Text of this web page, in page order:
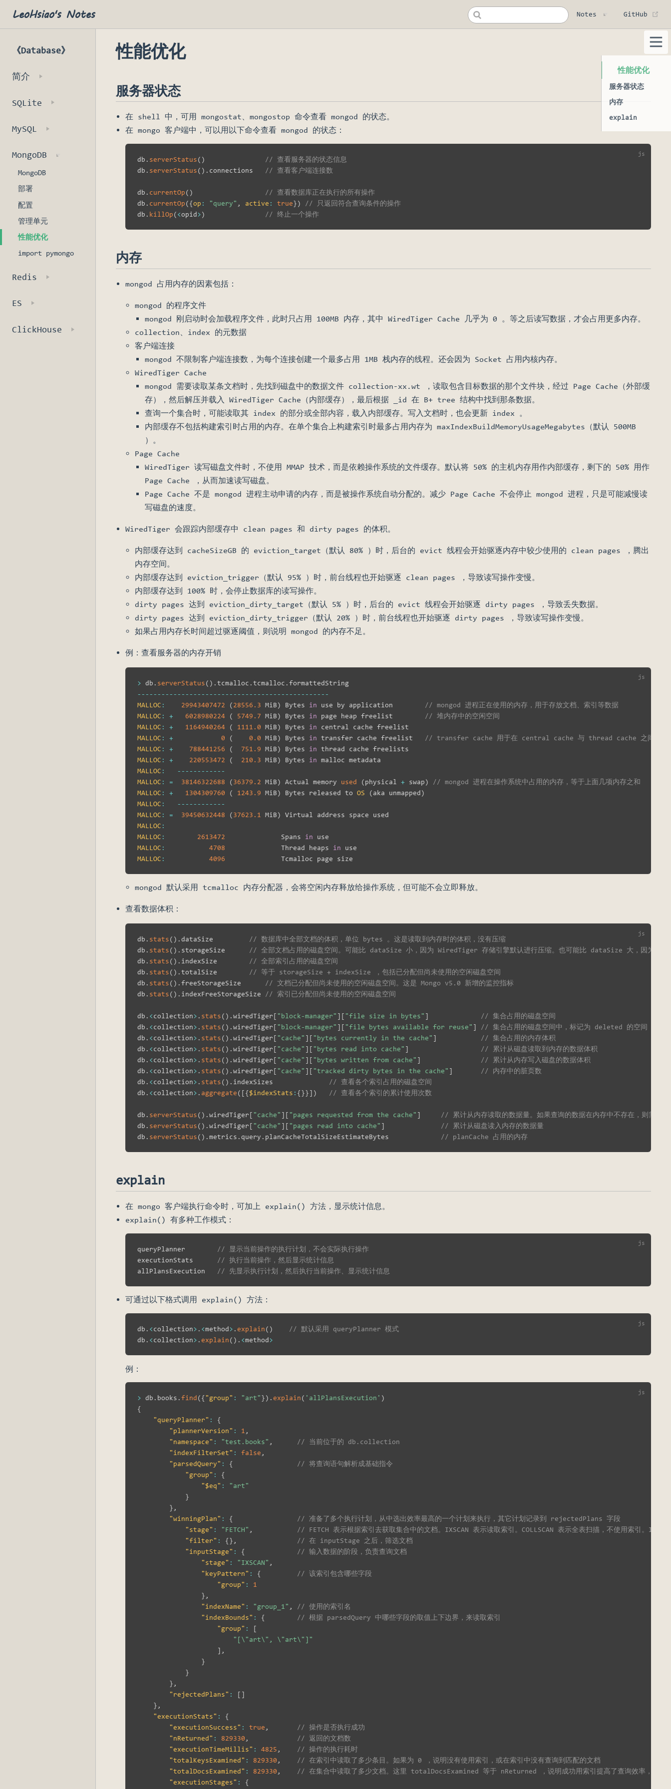
LeoHsiao's Notes Notes GitHub
《Database》
简介
SQLite
MySQL
MongoDB
MongoDB
部署
配置
管理单元
性能优化
import pymongo
Redis
ES
ClickHouse
性能优化
服务器状态
在 shell 中，可用 mongostat、mongostop 命令查看 mongod 的状态。
在 mongo 客户端中，可以用以下命令查看 mongod 的状态：
db . serverStatus( )
// 查看服务器的状态信息
db . serverStatus( ) . connections // 查看客户端连接数
db . currentOp( )
// 查看数据库正在执行的所有操作
db . currentOp({op : "query" , active : true})
// 只返回符合查询条件的操作
db . killOp(<opid>) // 终止一个操作
内存
mongod 占用内存的因素包括：
mongod 的程序文件
mongod 刚启动时会加载程序文件，此时只占用 100MB 内存，其中 WiredTiger Cache 几乎为 0 。等之后读写数据，才会占用更多内存。
collection、index 的元数据
客户端连接
mongod 不限制客户端连接数，为每个连接创建一个最多占用 1MB 栈内存的线程。还会因为 Socket 占用内核内存。
WiredTiger Cache
mongod 需要读取某条文档时，先找到磁盘中的数据文件 collection-xx.wt ，读取包含目标数据的那个文件块，经过 Page Cache（外部缓
存），然后解压并载入 WiredTiger Cache（内部缓存），最后根据 _id 在 B+ tree 结构中找到那条数据。
查询一个集合时，可能读取其 index 的部分或全部内容，载入内部缓存。写入文档时，也会更新 index 。
内部缓存不包括构建索引时占用的内存。在单个集合上构建索引时最多占用内存为 maxIndexBuildMemoryUsageMegabytes（默认 500MB
）。
Page Cache
WiredTiger 读写磁盘文件时，不使用 MMAP 技术，而是依赖操作系统的文件缓存。默认将 50% 的主机内存用作内部缓存，剩下的 50% 用作
Page Cache ，从而加速读写磁盘。
Page Cache 不是 mongod 进程主动申请的内存，而是被操作系统自动分配的。减少 Page Cache 不会停止 mongod 进程，只是可能减慢读
写磁盘的速度。
WiredTiger 会跟踪内部缓存中 clean pages 和 dirty pages 的体积。
内部缓存达到 cacheSizeGB 的 eviction_target（默认 80% ）时，后台的 evict 线程会开始驱逐内存中较少使用的 clean pages ，腾出
内存空间。
内部缓存达到 eviction_trigger（默认 95% ）时，前台线程也开始驱逐 clean pages ，导致读写操作变慢。
内部缓存达到 100% 时，会停止数据库的读写操作。
dirty pages 达到 eviction_dirty_target（默认 5% ）时，后台的 evict 线程会开始驱逐 dirty pages ，导致丢失数据。
dirty pages 达到 eviction_dirty_trigger（默认 20% ）时，前台线程也开始驱逐 dirty pages ，导致读写操作变慢。
如果占用内存长时间超过驱逐阈值，则说明 mongod 的内存不足。
例：查看服务器的内存开销
> db . serverStatus( ) .tcmalloc .tcmalloc .
------------------------------------------------
MALLOC : 29943407472 (28556.3 MiB) Bytes in use by application
// mongod 进程正在使用的内存，用于存放文档、索引等数据
MALLOC : + 6028980224 ( 5749.7 MiB) Bytes in page heap freelist
// 堆内存中的空闲空间
MALLOC : + 1164940264 ( 1111.0 MiB) Bytes in
MALLOC : + 0 ( 0.0 MiB) Bytes in transfer cache freelist
// transfer cache 用于在 central cache 与 thread cache 之间传输
MALLOC : + 788441256 ( 751.9 MiB) Bytes in
MALLOC : + 220553472 ( 210.3 MiB) Bytes in
MALLOC : ------------
MALLOC : = 38146322688 (36379.2 MiB) Actual memory used (physical + swap)
// mongod 进程在操作系统中占用的内存，等于上面几项内存之和
MALLOC : + 1304309760 ( 1243.9 MiB) Bytes released to OS (aka unmapped)
MALLOC : ------------
MALLOC : = 39450632448 (37623.1 MiB)
MALLOC :
MALLOC : 2613472
              Spans
in
MALLOC : 4708
              Thread heaps
in
MALLOC : 4096
mongod 默认采用 tcmalloc 内存分配器，会将空闲内存释放给操作系统，但可能不会立即释放。
查看数据体积：
db. stats( ) .dataSize // 数据库中全部文档的体积，单位 bytes 。这是读取到内存时的体积，没有压缩
db. stats( ) . storageSize // 全部文档占用的磁盘空间。可能比 dataSize 小，因为 WiredTiger 存储引擎默认进行压缩。也可能比 dataSize 大，因为删除
db. stats( ) . indexSize // 全部索引占用的磁盘空间
db. stats( ) .totalSize // 等于 storageSize + indexSize ，包括已分配但尚未使用的空闲磁盘空间
db. stats( ) .freeStorageSize // 文档已分配但尚未使用的空闲磁盘空间。这是 Mongo v5.0 新增的监控指标
db. stats( ) . indexFreeStorageSize // 索引已分配但尚未使用的空闲磁盘空间
db. <collection>. stats( ) .wiredTiger["block-manager" ] ["file size in bytes" ]
// 集合占用的磁盘空间
db. <collection>. stats( ) .wiredTiger["block-manager" ] ["file bytes available for reuse" ]
// 集合占用的磁盘空间中，标记为 deleted 的空间
db. <collection>. stats( ) .wiredTiger["cache" ] ["bytes currently in the cache" ]
// 集合占用的内存体积
db. <collection>. stats( ) .wiredTiger["cache" ] ["bytes read into cache" ]
// 累计从磁盘读取到内存的数据体积
db. <collection>. stats( ) .wiredTiger["cache" ] ["bytes written from cache" ]
// 累计从内存写入磁盘的数据体积
db. <collection>. stats( ) .wiredTiger["cache" ] ["tracked dirty bytes in the cache" ]
// 内存中的脏页数
db. <collection>. stats( ) . indexSizes // 查看各个索引占用的磁盘空间
db. <collection>. aggregate( [{$indexStats : {}}] ) // 查看各个索引的累计使用次数
db. serverStatus( ) .wiredTiger["cache" ] ["pages requested from the cache" ]
// 累计从内存读取的数据量。如果查询的数据在内存中不存在，则需要从
db. serverStatus( ) .wiredTiger["cache" ] ["pages read into cache" ]
// 累计从磁盘读入内存的数据量
db. serverStatus( ) .metrics.query. planCacheTotalSizeEstimateBytes // planCache 占用的内存
explain
在 mongo 客户端执行命令时，可加上 explain() 方法，显示统计信息。
explain() 有多种工作模式：
queryPlanner
// 显示当前操作的执行计划，不会实际执行操作
executionStats
// 执行当前操作，然后显示统计信息
allPlansExecution
// 先显示执行计划，然后执行当前操作、显示统计信息
可通过以下格式调用 explain() 方法：
db . <collection> . <method> .explain( )
// 默认采用 queryPlanner 模式
db . <collection> .explain( ) . <method>
例：
> db . books .find({"group" : "art"}) .explain( 'allPlansExecution' )
{
"queryPlanner" :
{
"plannerVersion" : 1 ,
"namespace" : "test.books" ,
// 当前位于的 db.collection
"indexFilterSet" : false ,
"parsedQuery" : {
// 将查询语句解析成基础指令
"group" :
{
"$eq" :
"art"
}
} ,
"winningPlan" : {
// 准备了多个执行计划，从中选出效率最高的一个计划来执行，其它计划记录到 rejectedPlans 字段
"stage" : "FETCH" ,
// FETCH 表示根据索引去获取集合中的文档。IXSCAN 表示读取索引。COLLSCAN 表示全表扫描，不使用索引。
"filter" : {} ,
// 在 inputStage 之后，筛选文档
"inputStage" : {
// 输入数据的阶段，负责查询文档
"stage" : "IXSCAN" ,
"keyPattern" : {
// 该索引包含哪些字段
"group" :
1
} ,
"indexName" : "group_1" ,
// 使用的索引名
"indexBounds" : {
// 根据 parsedQuery 中哪些字段的取值上下边界，来读取索引
"group" :
[
"[\"art\", \"art\"]"
] ,
}
}
} ,
"rejectedPlans" : [ ]
} ,
"executionStats" :
{
"executionSuccess" : true ,
// 操作是否执行成功
"nReturned" : 829330 ,
// 返回的文档数
"executionTimeMillis" : 4825 ,
// 操作的执行耗时
"totalKeysExamined" : 829330 ,
// 在索引中读取了多少条目。如果为 0 ，说明没有使用索引，或在索引中没有查询到匹配的文档
"totalDocsExamined" : 829330 ,
// 在集合中读取了多少文档。这里 totalDocsExamined 等于 nReturned ，说明成功用索引提高了查询效率，没有
"executionStages" : {
性能优化
服务器状态
内存
explain